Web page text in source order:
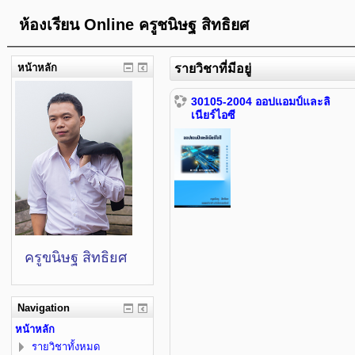
ห้องเรียน Online ครูชนิษฐ สิทธิยศ
รายวิชาที่มีอยู่
30105-2004 ออปแอมป์และลิ
เนียร์ไอซี
หน้าหลัก
ครูขนิษฐ สิทธิยศ
Navigation
หน้าหลัก
รายวิชาทั้งหมด